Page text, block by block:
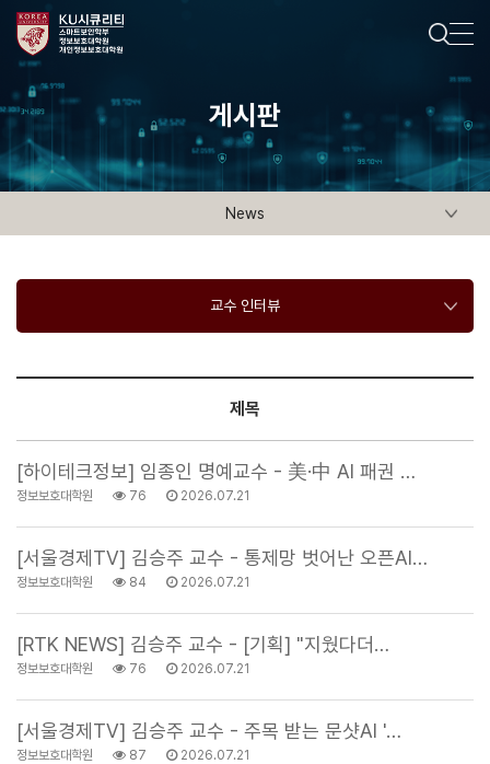
게시판
News
교수 인터뷰
제목
[하이테크정보] 임종인 명예교수 - 美·中 AI 패권 …
정보보호대학원 76 2026.07.21
[서울경제TV] 김승주 교수 - 통제망 벗어난 오픈AI…
정보보호대학원 84 2026.07.21
[RTK NEWS] 김승주 교수 - [기획] "지웠다더…
정보보호대학원 76 2026.07.21
[서울경제TV] 김승주 교수 - 주목 받는 문샷AI '…
정보보호대학원 87 2026.07.21